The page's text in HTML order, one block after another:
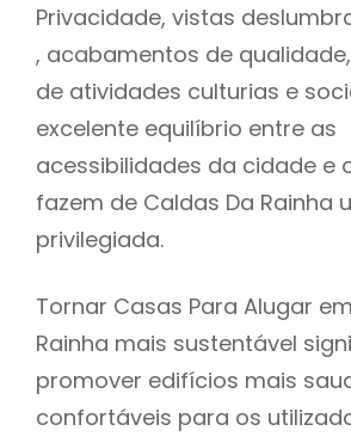
Privacidade, vistas
, acabamentos de
de atividades culturias e
excelente equilíbrio entre as
acessibilidades da cidade e
fazem de Caldas Da Rainha
privilegiada.
Tornar Casas Para Alugar
Rainha mais sustentável
promover edifícios mais
confortáveis para os